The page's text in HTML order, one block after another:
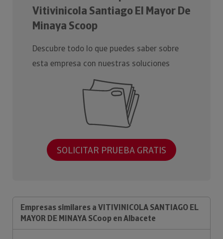
Vitivinicola Santiago El Mayor De
Minaya Scoop
Descubre todo lo que puedes saber sobre
esta empresa con nuestras soluciones
SOLICITAR PRUEBA GRATIS
Empresas similares a VITIVINICOLA SANTIAGO EL
MAYOR DE MINAYA SCoop en Albacete